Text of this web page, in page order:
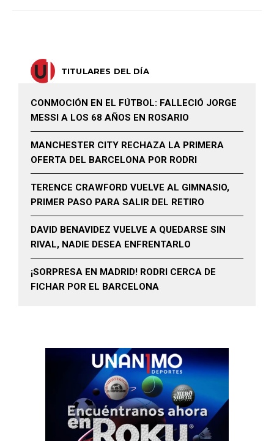
TITULARES DEL DÍA
CONMOCIÓN EN EL FÚTBOL: FALLECIÓ JORGE
MESSI A LOS 68 AÑOS EN ROSARIO
MANCHESTER CITY RECHAZA LA PRIMERA
OFERTA DEL BARCELONA POR RODRI
TERENCE CRAWFORD VUELVE AL GIMNASIO,
PRIMER PASO PARA SALIR DEL RETIRO
DAVID BENAVIDEZ VUELVE A QUEDARSE SIN
RIVAL, NADIE DESEA ENFRENTARLO
¡SORPRESA EN MADRID! RODRI CERCA DE
FICHAR POR EL BARCELONA